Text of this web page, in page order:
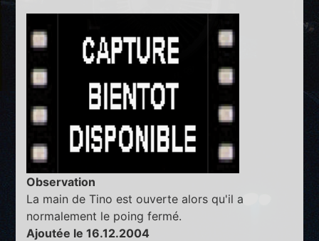
Observation
La main de Tino est ouverte alors qu'il a
normalement le poing fermé.
Ajoutée le 16.12.2004